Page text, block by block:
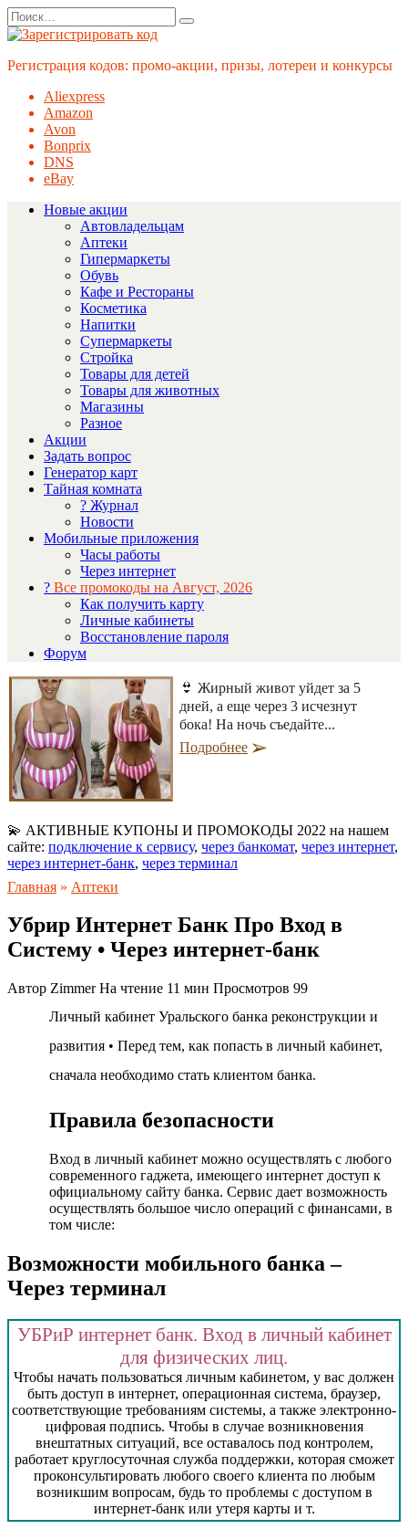
Перейти
к
содержанию
Search
for:
Регистрация кодов: промо-акции, призы, лотереи и конкурсы
Aliexpress
Amazon
Avon
Bonprix
DNS
eBay
Новые акции
Автовладельцам
Аптеки
Гипермаркеты
Обувь
Кафе и Рестораны
Косметика
Напитки
Супермаркеты
Стройка
Товары для детей
Товары для животных
Магазины
Разное
Акции
Задать вопрос
Генератор карт
Тайная комната
? Журнал
Новости
Мобильные приложения
Часы работы
Через интернет
? Все промокоды на Август, 2026
Как получить карту
Личные кабинеты
Восстановление пароля
Форум
👙 Жирный живот уйдет за 5
дней, а еще через 3 исчезнут
бока! На ночь съедайте...
Подробнее
💫 АКТИВНЫЕ КУПОНЫ И ПРОМОКОДЫ 2022 на нашем
сайте: подключение к сервису, через банкомат, через интернет,
через интернет-банк, через терминал
Главная » Аптеки
Убрир Интернет Банк Про Вход в
Систему • Через интернет-банк
Автор Zimmer На чтение 11 мин Просмотров 99
Личный кабинет Уральского банка реконструкции и
развития • Перед тем, как попасть в личный кабинет,
сначала необходимо стать клиентом банка.
Правила безопасности
Вход в личный кабинет можно осуществлять с любого
современного гаджета, имеющего интернет доступ к
официальному сайту банка. Сервис дает возможность
осуществлять большое число операций с финансами, в
том числе:
Возможности мобильного банка –
Через терминал
УБРиР интернет банк. Вход в личный кабинет
для физических лиц.
Чтобы начать пользоваться личным кабинетом, у вас должен
быть доступ в интернет, операционная система, браузер,
соответствующие требованиям системы, а также электронно-
цифровая подпись. Чтобы в случае возникновения
внештатных ситуаций, все оставалось под контролем,
работает круглосуточная служба поддержки, которая сможет
проконсультировать любого своего клиента по любым
возникшим вопросам, будь то проблемы с доступом в
интернет-банк или утеря карты и т.